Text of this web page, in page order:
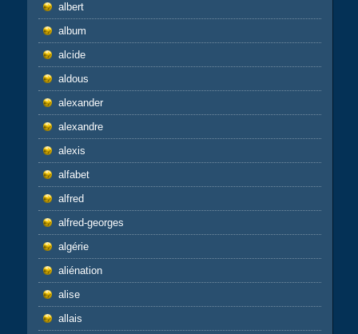
albert
album
alcide
aldous
alexander
alexandre
alexis
alfabet
alfred
alfred-georges
algérie
aliénation
alise
allais